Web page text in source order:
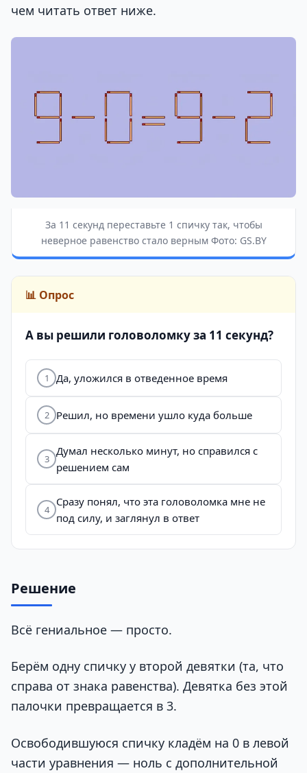
чем читать ответ ниже.
За 11 секунд переставьте 1 спичку так, чтобы
неверное равенство стало верным Фото: GS.BY
📊 Опрос
А вы решили головоломку за 11 секунд?
1 Да, уложился в отведенное время
2 Решил, но времени ушло куда больше
3
Думал несколько минут, но справился с
решением сам
4
Сразу понял, что эта головоломка мне не
под силу, и заглянул в ответ
Решение
Всё гениальное — просто.
Берём одну спичку у второй девятки (та, что
справа от знака равенства). Девятка без этой
палочки превращается в 3.
Освободившуюся спичку кладём на 0 в левой
части уравнения — ноль с дополнительной